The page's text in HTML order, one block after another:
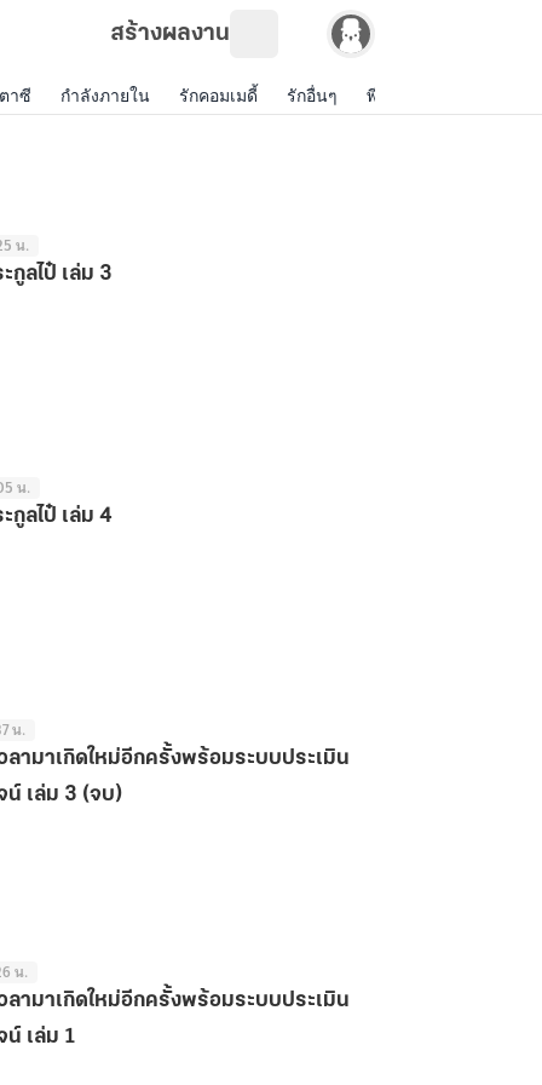
สร้างผลงาน
าซี กำลังภายใน รักคอมเมดี้ รักอื่นๆ พีเรียดไทย
น.
กูลไป๋ เล่ม 3
น.
กูลไป๋ เล่ม 4
น.
ลามาเกิดใหม่อีกครั้งพร้อมระบบประเมิน
น์ เล่ม 3 (จบ)
น.
ลามาเกิดใหม่อีกครั้งพร้อมระบบประเมิน
น์ เล่ม 1